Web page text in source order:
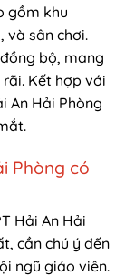
gồm khu
và sân chơi.
bộ, mang
Kết hợp với
An Hải Phòng
Phòng có
Hải An Hải
cần chú ý đến
ngũ giáo viên.